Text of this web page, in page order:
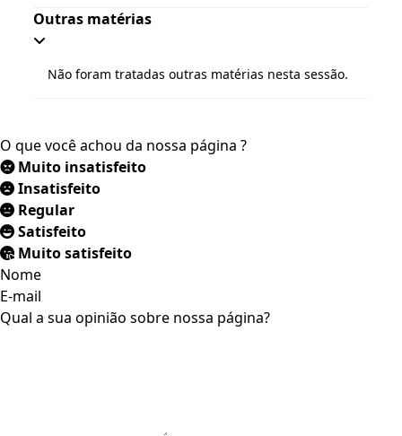
Outras matérias
Não foram tratadas outras matérias nesta sessão.
O que você achou da nossa página ?
Muito insatisfeito
Insatisfeito
Regular
Satisfeito
Muito satisfeito
Nome
E-mail
Qual a sua opinião sobre nossa página?